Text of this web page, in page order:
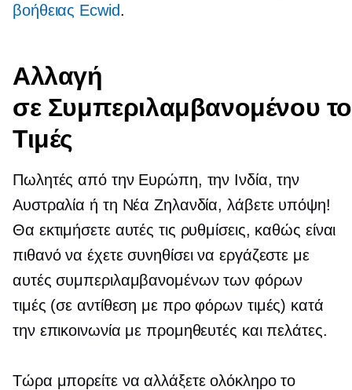
βοήθειας Ecwid.
Αλλαγή
σε Συμπεριλαμβανομένου
Τιμές
Πωλητές από την Ευρώπη, την Ινδία, την
Αυστραλία ή τη Νέα Ζηλανδία, λάβετε υπόψη!
Θα εκτιμήσετε αυτές τις ρυθμίσεις, καθώς είναι
πιθανό να έχετε συνηθίσει να εργάζεστε με
αυτέςσυμπεριλαμβανομένων των φόρων
τιμές (σε αντίθεση με προ φόρωντιμές) κατά
την επικοινωνία με προμηθευτές και πελάτες.
Τώρα μπορείτε να αλλάξετε ολόκληρο το